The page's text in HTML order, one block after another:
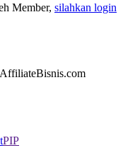
Member, silahkan login
PIP